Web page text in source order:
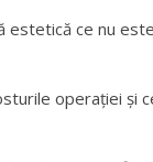
ce nu
operației și